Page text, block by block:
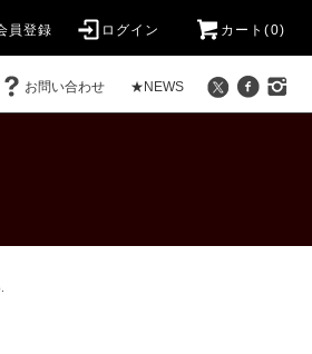
員登録 ログイン カート(0)
お問い合わせ ★NEWS